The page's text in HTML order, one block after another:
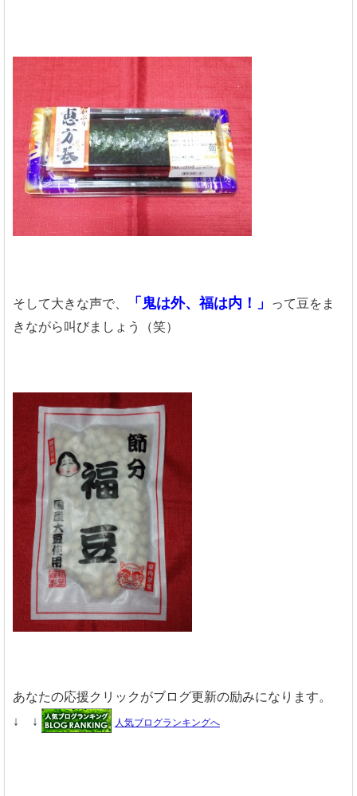
そして大きな声で、 「鬼は外、福は内！」
って豆をま
きながら叫びましょう（笑）
あなたの応援クリックがブログ更新の励みになります。
↓ ↓
人気ブログランキングへ